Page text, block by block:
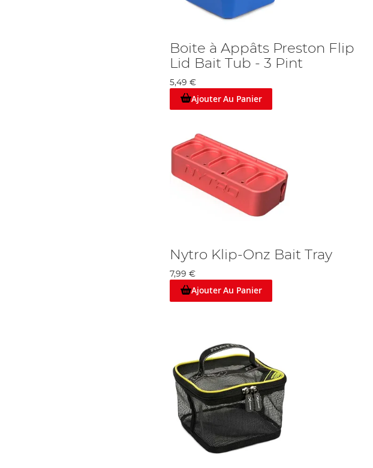
Boite à Appâts Preston Flip
Lid Bait Tub - 3 Pint
5,49 €
Ajouter Au Panier
Nytro Klip-Onz Bait Tray
7,99 €
Ajouter Au Panier